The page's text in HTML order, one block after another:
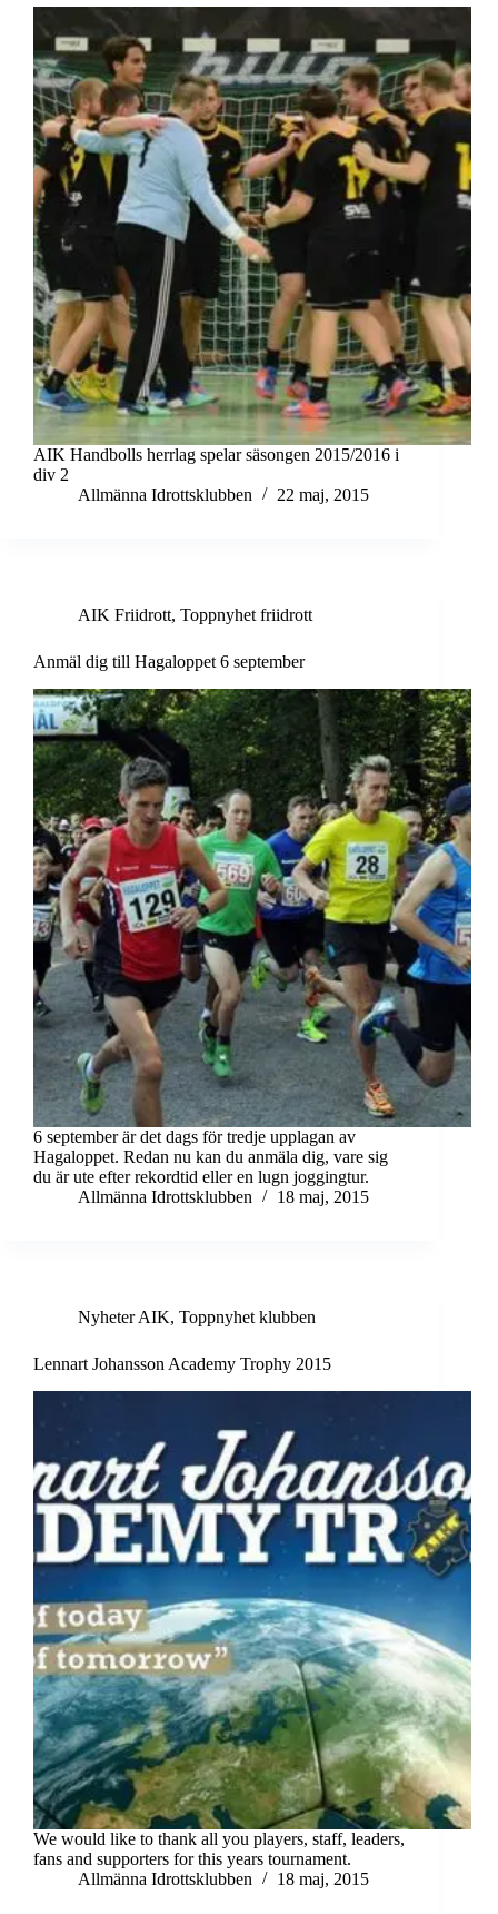
AIK Handbolls herrlag spelar säsongen 2015/2016 i
div 2
Allmänna Idrottsklubben
22 maj, 2015
AIK Friidrott, Toppnyhet friidrott
Anmäl dig till Hagaloppet 6 september
6 september är det dags för tredje upplagan av
Hagaloppet. Redan nu kan du anmäla dig, vare sig
du är ute efter rekordtid eller en lugn joggingtur.
Allmänna Idrottsklubben
18 maj, 2015
Nyheter AIK, Toppnyhet klubben
Lennart Johansson Academy Trophy 2015
We would like to thank all you players, staff, leaders,
fans and supporters for this years tournament.
Allmänna Idrottsklubben
18 maj, 2015